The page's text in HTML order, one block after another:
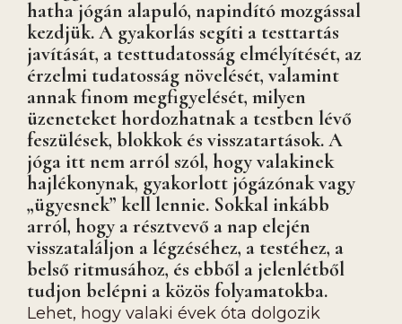
hatha jógán alapuló, napindító mozgással
kezdjük. A gyakorlás segíti a testtartás
javítását, a testtudatosság elmélyítését, az
érzelmi tudatosság növelését, valamint
annak finom megfigyelését, milyen
üzeneteket hordozhatnak a testben lévő
feszülések, blokkok és visszatartások. A
jóga itt nem arról szól, hogy valakinek
hajlékonynak, gyakorlott jógázónak vagy
„ügyesnek” kell lennie. Sokkal inkább
arról, hogy a résztvevő a nap elején
visszataláljon a légzéséhez, a testéhez, a
belső ritmusához, és ebből a jelenlétből
tudjon belépni a közös folyamatokba.
Lehet, hogy valaki évek óta dolgozik